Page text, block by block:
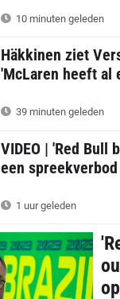
10 minuten geleden
Häkkinen ziet
'McLaren heeft al
39 minuten geleden
VIDEO | 'Red Bull
een spreekverbod
1 uur geleden